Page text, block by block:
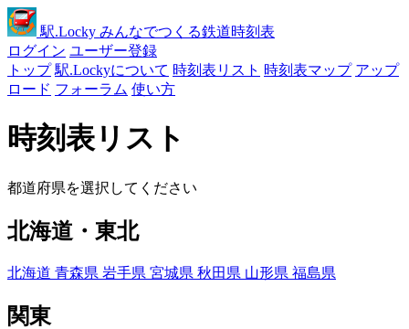
駅.Locky みんなでつくる鉄道時刻表
ログイン ユーザー登録
トップ 駅.Lockyについて 時刻表リスト 時刻表マップ アップ
ロード フォーラム 使い方
時刻表リスト
都道府県を選択してください
北海道・東北
北海道 青森県 岩手県 宮城県 秋田県 山形県 福島県
関東